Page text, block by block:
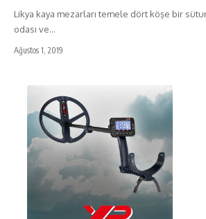
Likya kaya mezarları temele dört köşe bir
odası ve…
Ağustos 1, 2019